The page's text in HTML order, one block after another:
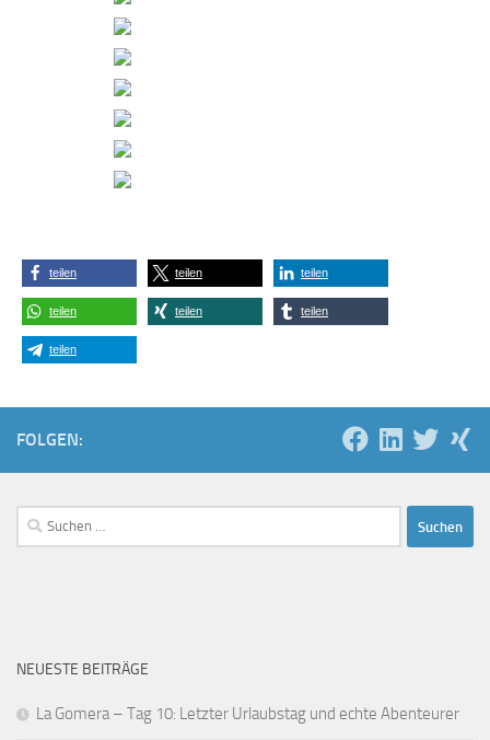
teilen teilen teilen
teilen teilen teilen
teilen
FOLGEN:
Suchen
nach:
NEUESTE BEITRÄGE
La Gomera – Tag 10: Letzter Urlaubstag und echte Abenteurer